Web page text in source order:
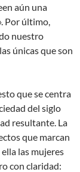
aún una
Por último,
nuestro
únicas que son
que se centra
del siglo
resultante. La
que marcan
las mujeres
con claridad: